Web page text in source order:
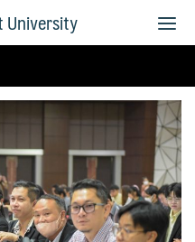
University